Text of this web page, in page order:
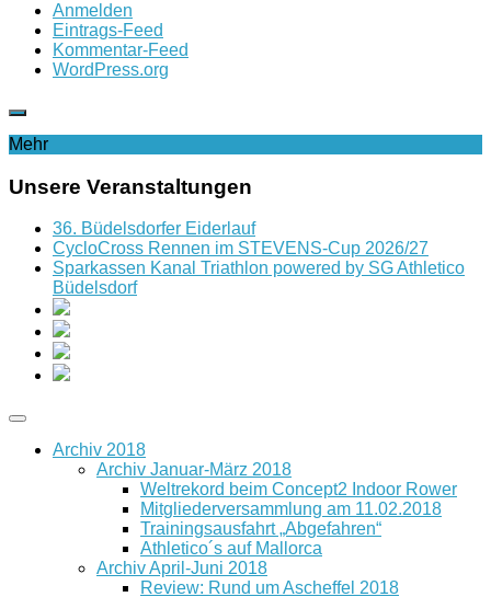
Anmelden
Eintrags-Feed
Kommentar-Feed
WordPress.org
Mehr
Unsere Veranstaltungen
36. Büdelsdorfer Eiderlauf
CycloCross Rennen im STEVENS-Cup 2026/27
Sparkassen Kanal Triathlon powered by SG Athletico
Büdelsdorf
Archiv 2018
Archiv Januar-März 2018
Weltrekord beim Concept2 Indoor Rower
Mitgliederversammlung am 11.02.2018
Trainingsausfahrt „Abgefahren“
Athletico´s auf Mallorca
Archiv April-Juni 2018
Review: Rund um Ascheffel 2018